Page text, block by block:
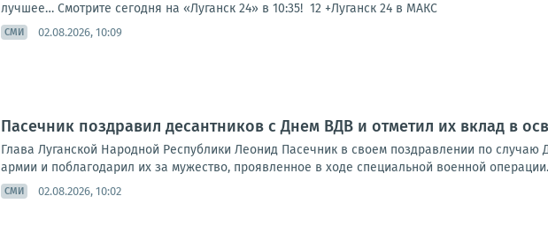
лучшее… Смотрите сегодня на «Луганск 24» в 10:35! 12 +Луганск 24 в МАКС
СМИ 02.08.2026, 10:09
Пасечник поздравил десантников с Днем ВДВ и отметил их вклад в
Глава Луганской Народной Республики Леонид Пасечник в своем поздравлении по
армии и поблагодарил их за мужество, проявленное в ходе специальной военной
СМИ 02.08.2026, 10:02